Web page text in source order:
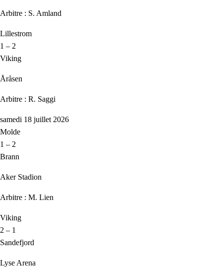
Arbitre : S. Amland
Lillestrom
1 – 2
Viking
Åråsen
Arbitre : R. Saggi
samedi 18 juillet 2026
Molde
1 – 2
Brann
Aker Stadion
Arbitre : M. Lien
Viking
2 – 1
Sandefjord
Lyse Arena